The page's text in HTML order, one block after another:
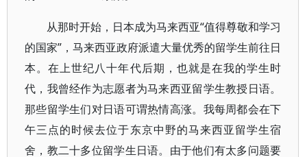
从那时开始，日本成为马来西亚“值得尊敬和学习
的国家”，马来西亚政府派遣大量优秀的留学生前往日
本。在上世纪八十年代后期，也就是在我的学生时
代，我曾经作为志愿者为马来西亚留学生教授日语。
那些留学生们对日语可谓热情高涨。我每周都会在下
午三点的时候去位于东京中野的马来西亚留学生宿
舍，教二十多位留学生日语。由于他们有太多问题要